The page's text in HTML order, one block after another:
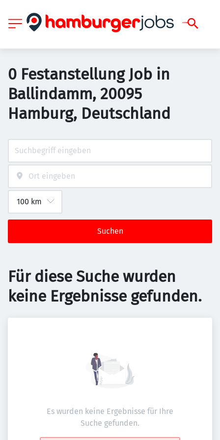
0 Festanstellung Job in
Ballindamm, 20095
Hamburg, Deutschland
Suchen
Für diese Suche wurden
keine Ergebnisse gefunden.
Es wurden keine Ergebnisse für Ihre
Suche gefunden.